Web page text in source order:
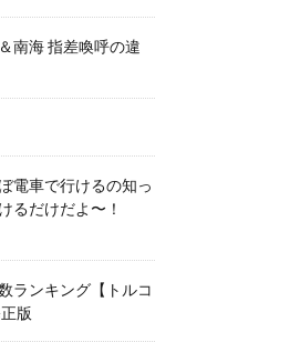
南海 指差喚呼の違
電車で行けるの知っ
るだけだよ〜！
ランキング【トルコ
版